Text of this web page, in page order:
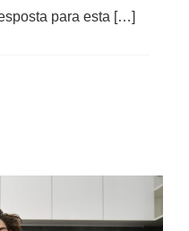
para esta […]